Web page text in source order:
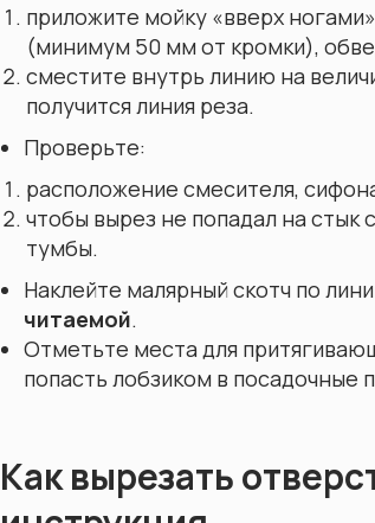
приложите мойку «вверх
(минимум 50 мм от кромки),
сместите внутрь линию на
получится линия реза.
Проверьте:
расположение смесителя,
чтобы вырез не попадал на
тумбы.
Наклейте малярный скотч по
читаемой.
Отметьте места для
попасть лобзиком в посадочные
Как вырезать